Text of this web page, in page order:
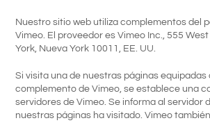
Nuestro sitio web utiliza complementos del
Vimeo. El proveedor es Vimeo Inc., 555
York, Nueva York 10011, EE. UU.
Si visita una de nuestras páginas equipadas
complemento de Vimeo, se establece una
servidores de Vimeo. Se informa al servidor
nuestras páginas ha visitado. Vimeo